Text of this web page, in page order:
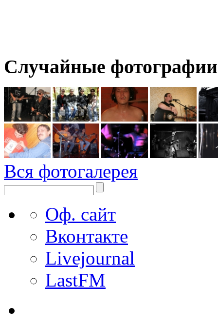
Случайные фотографии
Вся фотогалерея
Оф. сайт
Вконтакте
Livejournal
LastFM